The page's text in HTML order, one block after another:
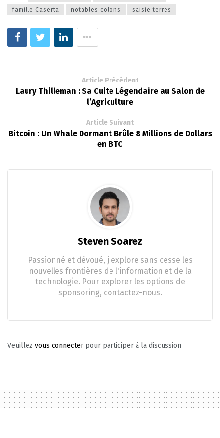
famille Caserta notables colons saisie terres
Article Précédent
Laury Thilleman : Sa Cuite Légendaire au Salon de
l’Agriculture
Article Suivant
Bitcoin : Un Whale Dormant Brûle 8 Millions de Dollars
en BTC
Steven Soarez
Passionné et dévoué, j'explore sans cesse les
nouvelles frontières de l'information et de la
technologie. Pour explorer les options de
sponsoring, contactez-nous.
Veuillez vous connecter pour participer à la discussion